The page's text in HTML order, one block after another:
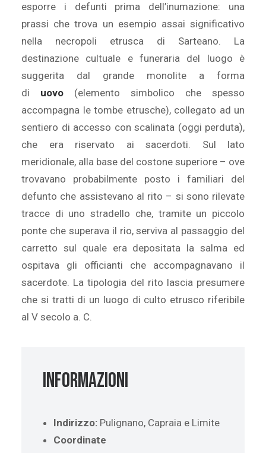
esporre i defunti prima dell’inumazione: una
prassi che trova un esempio assai significativo
nella necropoli etrusca di Sarteano. La
destinazione cultuale e funeraria del luogo è
suggerita dal grande monolite a forma
di uovo (elemento simbolico che spesso
accompagna le tombe etrusche), collegato ad un
sentiero di accesso con scalinata (oggi perduta),
che era riservato ai sacerdoti. Sul lato
meridionale, alla base del costone superiore – ove
trovavano probabilmente posto i familiari del
defunto che assistevano al rito – si sono rilevate
tracce di uno stradello che, tramite un piccolo
ponte che superava il rio, serviva al passaggio del
carretto sul quale era depositata la salma ed
ospitava gli officianti che accompagnavano il
sacerdote. La tipologia del rito lascia presumere
che si tratti di un luogo di culto etrusco riferibile
al V secolo a. C.
Informazioni
Indirizzo: Pulignano, Capraia e Limite
Coordinate